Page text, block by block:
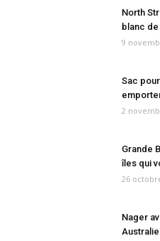
North
blanc
9
Sac
2
Grande
îles qui
26
Nager